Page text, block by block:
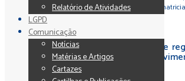
regrada no provimento 188 do CNJ – arrebatamento
Artigo - Concentração legal, prioridade
da indisponibilidade regrada no
arrebatamento matricial
Relatório de Atividades
LGPD
Comunicação
Notícias
Matérias e Artigos
Cartazes